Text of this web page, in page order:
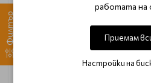
Филтър
Антибактериален тоник
за мазна кожа JimJams
BHA Pore Cleansing Tonic
работата на
Приемам
Настройки на